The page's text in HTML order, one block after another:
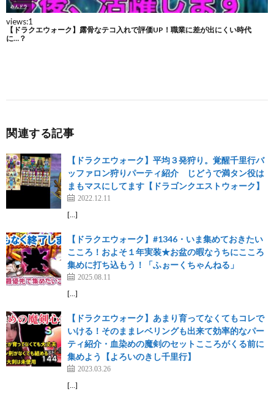
関連する記事
【ドラクエウォーク】平均３発狩り。覚醒千里行バ
ッファロン狩りパーティ紹介 じどうで満タン役は
まもマスにしてます【ドラゴンクエストウォーク】
2022.12.11
[…]
【ドラクエウォーク】#1346・いま集めておきたい
こころ！およそ１年実装★お盆の暇なうちにこころ
集めに打ち込もう！「ふぉーくちゃんねる」
2025.08.11
[…]
【ドラクエウォーク】あまり育ってなくてもコレで
いける！そのままレベリングも出来て効率的なパー
ティ紹介・血染めの魔剣のセットこころがくる前に
集めよう【よろいのきし千里行】
2023.03.26
[…]